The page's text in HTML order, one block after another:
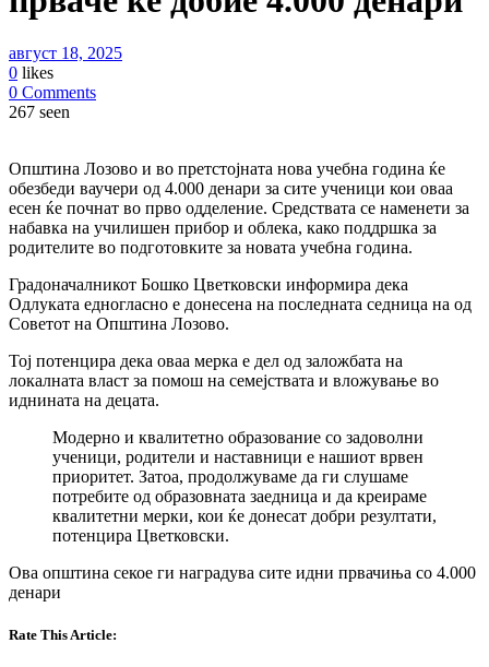
август 18, 2025
0 likes
0 Comments
267 seen
Општина Лозово и во претстојната нова учебна година ќе
обезбеди ваучери од 4.000 денари за сите ученици кои оваа
есен ќе почнат во прво одделение. Средствата се наменети за
набавка на училишен прибор и облека, како поддршка за
родителите во подготовките за новата учебна година.
Градоначалникот Бошко Цветковски информира дека
Одлуката едногласно е донесена на последната седница на од
Советот на Општина Лозово.
Тој потенцира дека оваа мерка е дел од заложбата на
локалната власт за помош на семејствата и вложување во
иднината на децата.
Модерно и квалитетно образование со задоволни
ученици, родители и наставници е нашиот врвен
приоритет. Затоа, продолжуваме да ги слушаме
потребите од образовната заедница и да креираме
квалитетни мерки, кои ќе донесат добри резултати,
потенцира Цветковски.
Ова општина секое ги наградува сите идни првачиња со 4.000
денари
Rate This Article: